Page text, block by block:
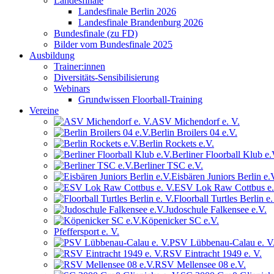
Landesfinale Berlin 2026
Landesfinale Brandenburg 2026
Bundesfinale (zu FD)
Bilder vom Bundesfinale 2025
Ausbildung
Trainer:innen
Diversitäts-Sensibilisierung
Webinars
Grundwissen Floorball-Training
Vereine
ASV Michendorf e. V.
Berlin Broilers 04 e.V.
Berlin Rockets e.V.
Berliner Floorball Klub
Berliner TSC e.V.
Eisbären Juniors Berlin
ESV Lok Raw Cottbus
Floorball Turtles Berlin
Judoschule Falkensee e.V.
Köpenicker SC e.V.
Pfeffersport e. V.
PSV Lübbenau-Calau e. V.
RSV Eintracht 1949 e. V.
RSV Mellensee 08 e.V.